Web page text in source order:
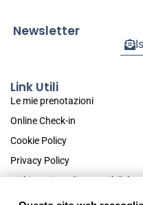
Link Utili
Le mie prenotazioni
Online Check-in
Cookie Policy
Privacy Policy
Dichiarazione di accessibilità
Modifica preferenze Cookie
Newsletter